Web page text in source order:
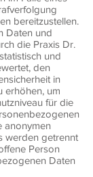
bereitzustellen.
Daten und
die Praxis Dr.
und
den
in
erhöhen, um
für die
anonymen
werden getrennt
Person
Daten